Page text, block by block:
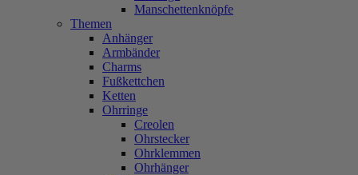
Manschettenknöpfe
Themen
Anhänger
Armbänder
Charms
Fußkettchen
Ketten
Ohrringe
Creolen
Ohrstecker
Ohrklemmen
Ohrhänger